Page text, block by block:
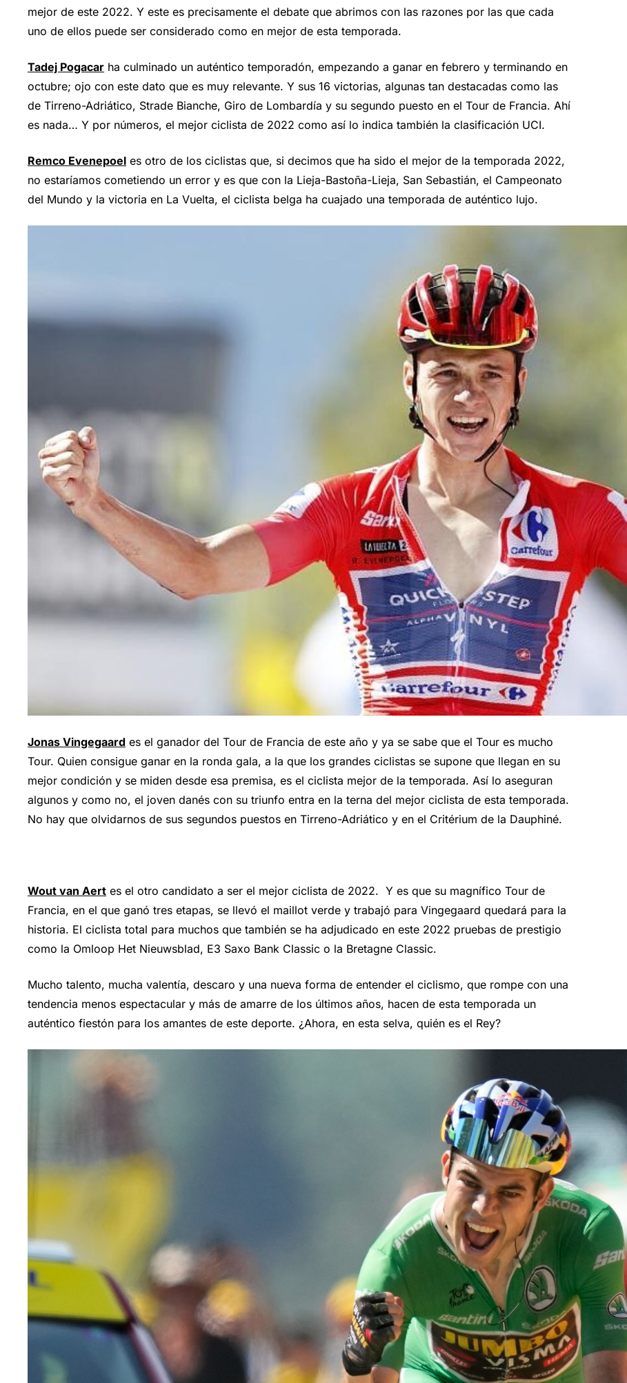
mejor de este 2022. Y este es precisamente el debate que abrimos con las razones por las que cada
uno de ellos puede ser considerado como en mejor de esta temporada.
Tadej Pogacar ha culminado un auténtico temporadón, empezando a ganar en febrero y terminando en
octubre; ojo con este dato que es muy relevante. Y sus 16 victorias, algunas tan destacadas como las
de Tirreno-Adriático, Strade Bianche, Giro de Lombardía y su segundo puesto en el Tour de Francia. Ahí
es nada… Y por números, el mejor ciclista de 2022 como así lo indica también la clasificación UCI.
Remco Evenepoel es otro de los ciclistas que, si decimos que ha sido el mejor de la temporada 2022,
no estaríamos cometiendo un error y es que con la Lieja-Bastoña-Lieja, San Sebastián, el Campeonato
del Mundo y la victoria en La Vuelta, el ciclista belga ha cuajado una temporada de auténtico lujo.
Jonas Vingegaard es el ganador del Tour de Francia de este año y ya se sabe que el Tour es mucho
Tour. Quien consigue ganar en la ronda gala, a la que los grandes ciclistas se supone que llegan en su
mejor condición y se miden desde esa premisa, es el ciclista mejor de la temporada. Así lo aseguran
algunos y como no, el joven danés con su triunfo entra en la terna del mejor ciclista de esta temporada.
No hay que olvidarnos de sus segundos puestos en Tirreno-Adriático y en el Critérium de la Dauphiné.
Wout van Aert es el otro candidato a ser el mejor ciclista de 2022. Y es que su magnífico Tour de
Francia, en el que ganó tres etapas, se llevó el maillot verde y trabajó para Vingegaard quedará para la
historia. El ciclista total para muchos que también se ha adjudicado en este 2022 pruebas de prestigio
como la Omloop Het Nieuwsblad, E3 Saxo Bank Classic o la Bretagne Classic.
Mucho talento, mucha valentía, descaro y una nueva forma de entender el ciclismo, que rompe con una
tendencia menos espectacular y más de amarre de los últimos años, hacen de esta temporada un
auténtico fiestón para los amantes de este deporte. ¿Ahora, en esta selva, quién es el Rey?